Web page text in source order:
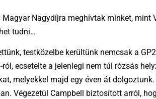
Nagydíjra meghívtak minket, mint
tudni…
testközelbe kerültünk nemcsak a
ecsetelte a jelenlegi nem túl rózsás
melyekkel majd egy éven át
Végezetül Campbell biztosított arról,